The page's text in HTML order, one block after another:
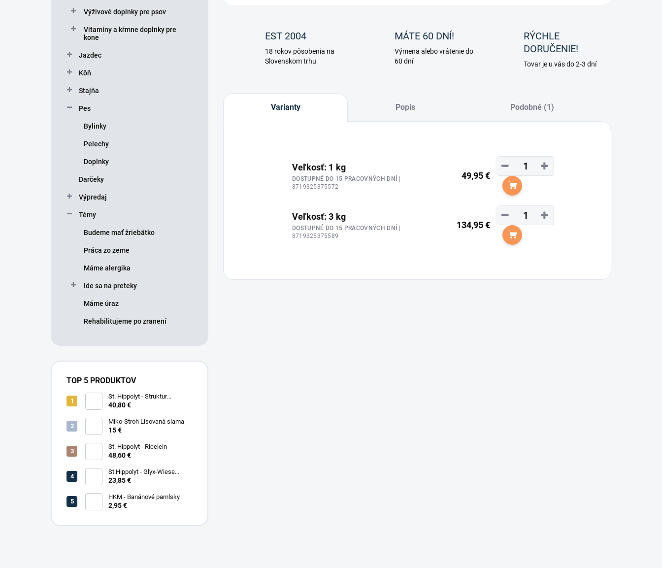
Výživové doplnky pre psov
Vitamíny a kŕmne doplnky pre
kone
Jazdec
Kôň
Stajňa
Pes
Bylinky
Pelechy
Doplnky
Darčeky
Výpredaj
Témy
Budeme mať žriebätko
Práca zo zeme
Máme alergika
Ide sa na preteky
Máme úraz
Rehabilitujeme po zranení
TOP 5 PRODUKTOV
St. Hippolyt - Struktur
Energetikum
40,80 €
Miko-Stroh Lisovaná slama
15 €
St. Hippolyt - Ricelein
48,60 €
St.Hippolyt - Glyx-Wiese
Seniorfaser
23,85 €
HKM - Banánové pamlsky
2,95 €
EST 2004
18 rokov pôsobenia na
Slovenskom trhu
MÁTE 60 DNÍ!
Výmena alebo vrátenie do
60 dní
RÝCHLE
DORUČENIE!
Tovar je u vás do 2-3 dní
Varianty Popis Podobné (1)
Veľkosť: 1 kg
DOSTUPNÉ DO 15 PRACOVNÝCH DNÍ |
8719325375572
49,95 €
+
−
Do košíka
Veľkosť: 3 kg
DOSTUPNÉ DO 15 PRACOVNÝCH DNÍ |
8719325375589
134,95 €
+
−
Do košíka